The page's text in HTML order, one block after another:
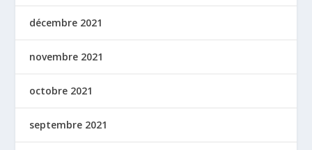
décembre 2021
novembre 2021
octobre 2021
septembre 2021